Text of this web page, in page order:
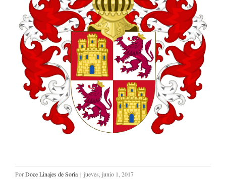
PorDoce Linajes de Soria | jueves, junio 1, 2017